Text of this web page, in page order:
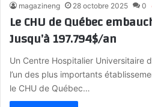
magazineng 28 octobre 2025 0
Le CHU de Québec
Jusqu’à 197.794$/an
Un Centre Hospitalier Universitaire
l’un des plus importants
le CHU de Québec…